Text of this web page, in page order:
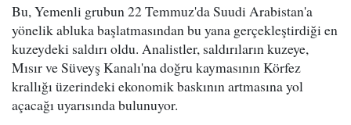
Bu, Yemenli grubun 22 Temmuz'da Suudi Arabistan'a
yönelik abluka başlatmasından bu yana gerçekleştirdiği en
kuzeydeki saldırı oldu. Analistler, saldırıların kuzeye,
Mısır ve Süveyş Kanalı'na doğru kaymasının Körfez
krallığı üzerindeki ekonomik baskının artmasına yol
açacağı uyarısında bulunuyor.